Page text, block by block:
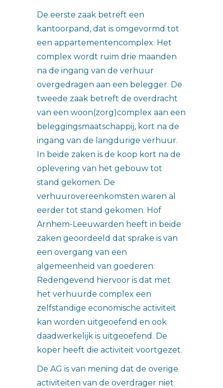
De eerste zaak betreft een
kantoorpand, dat is omgevormd tot
een appartementencomplex. Het
complex wordt ruim drie maanden
na de ingang van de verhuur
overgedragen aan een belegger. De
tweede zaak betreft de overdracht
van een woon(zorg)complex aan een
beleggingsmaatschappij, kort na de
ingang van de langdurige verhuur.
In beide zaken is de koop kort na de
oplevering van het gebouw tot
stand gekomen. De
verhuurovereenkomsten waren al
eerder tot stand gekomen. Hof
Arnhem-Leeuwarden heeft in beide
zaken geoordeeld dat sprake is van
een overgang van een
algemeenheid van goederen.
Redengevend hiervoor is dat met
het verhuurde complex een
zelfstandige economische activiteit
kan worden uitgeoefend en ook
daadwerkelijk is uitgeoefend. De
koper heeft die activiteit voortgezet.
De AG is van mening dat de overige
activiteiten van de overdrager niet